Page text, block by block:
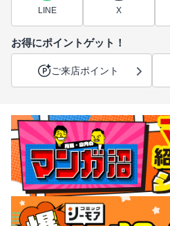
LINE X
お得にポイントゲット！
ご来店ポイント